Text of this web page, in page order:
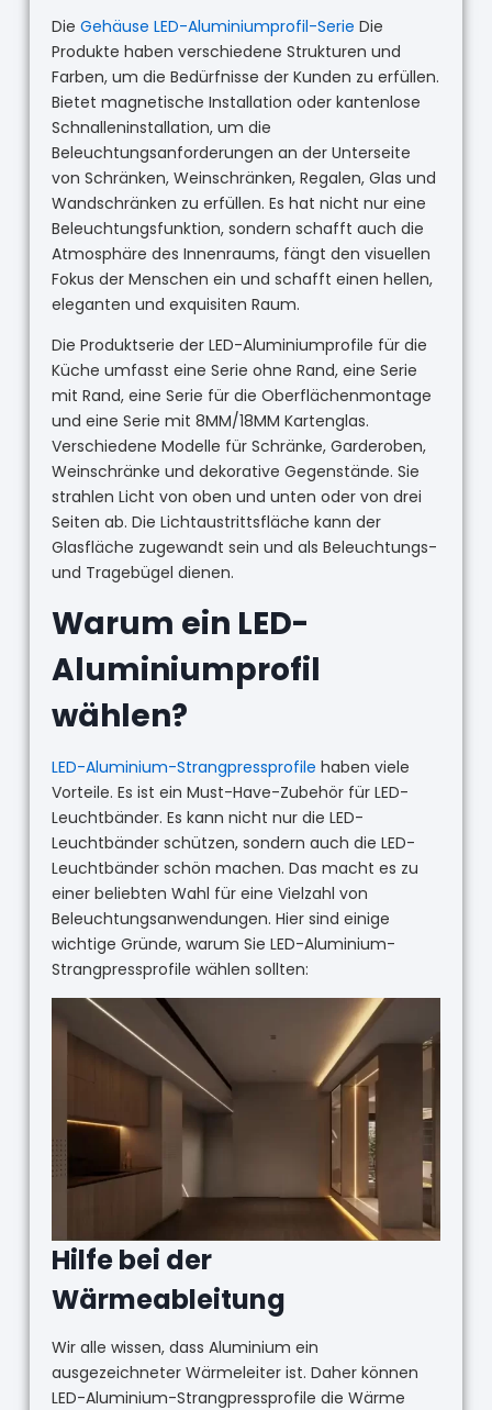
Die Gehäuse LED-Aluminiumprofil-Serie Die
Produkte haben verschiedene Strukturen und
Farben, um die Bedürfnisse der Kunden zu erfüllen.
Bietet magnetische Installation oder kantenlose
Schnalleninstallation, um die
Beleuchtungsanforderungen an der Unterseite
von Schränken, Weinschränken, Regalen, Glas und
Wandschränken zu erfüllen. Es hat nicht nur eine
Beleuchtungsfunktion, sondern schafft auch die
Atmosphäre des Innenraums, fängt den visuellen
Fokus der Menschen ein und schafft einen hellen,
eleganten und exquisiten Raum.
Die Produktserie der LED-Aluminiumprofile für die
Küche umfasst eine Serie ohne Rand, eine Serie
mit Rand, eine Serie für die Oberflächenmontage
und eine Serie mit 8MM/18MM Kartenglas.
Verschiedene Modelle für Schränke, Garderoben,
Weinschränke und dekorative Gegenstände. Sie
strahlen Licht von oben und unten oder von drei
Seiten ab. Die Lichtaustrittsfläche kann der
Glasfläche zugewandt sein und als Beleuchtungs-
und Tragebügel dienen.
Warum ein LED-
Aluminiumprofil
wählen?
LED-Aluminium-Strangpressprofile haben viele
Vorteile. Es ist ein Must-Have-Zubehör für LED-
Leuchtbänder. Es kann nicht nur die LED-
Leuchtbänder schützen, sondern auch die LED-
Leuchtbänder schön machen. Das macht es zu
einer beliebten Wahl für eine Vielzahl von
Beleuchtungsanwendungen. Hier sind einige
wichtige Gründe, warum Sie LED-Aluminium-
Strangpressprofile wählen sollten:
Hilfe bei der
Wärmeableitung
Wir alle wissen, dass Aluminium ein
ausgezeichneter Wärmeleiter ist. Daher können
LED-Aluminium-Strangpressprofile die Wärme